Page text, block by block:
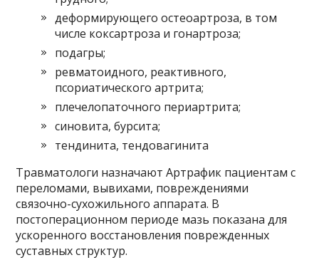
деформирующего остеоартроза, в том
числе коксартроза и гонартроза;
подагры;
ревматоидного, реактивного,
псориатического артрита;
плечелопаточного периартрита;
синовита, бурсита;
тендинита, тендовагинита
Травматологи назначают Артрафик пациентам с
переломами, вывихами, повреждениями
связочно-сухожильного аппарата. В
постоперационном периоде мазь показана для
ускоренного восстановления поврежденных
суставных структур.